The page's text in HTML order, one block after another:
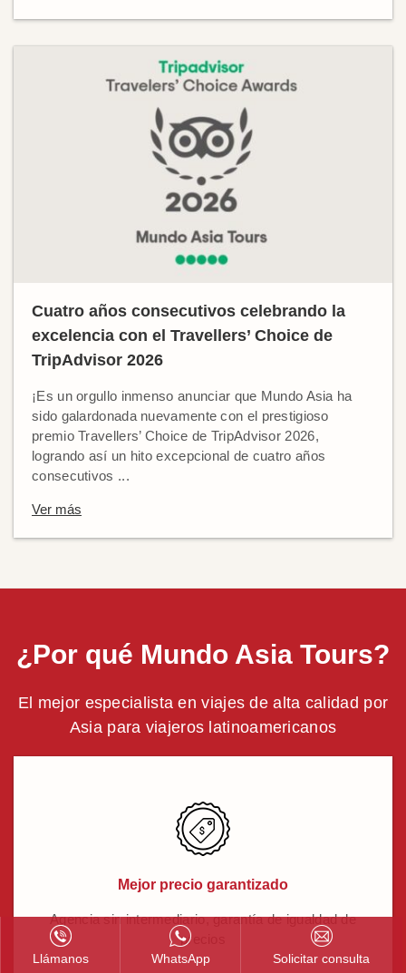
Cuatro años consecutivos celebrando la
excelencia con el Travellers’ Choice de
TripAdvisor 2026
¡Es un orgullo inmenso anunciar que Mundo Asia ha
sido galardonada nuevamente con el prestigioso
premio Travellers’ Choice de TripAdvisor 2026,
logrando así un hito excepcional de cuatro años
consecutivos ...
Ver más
¿Por qué Mundo Asia Tours?
El mejor especialista en viajes de alta calidad por
Asia para viajeros latinoamericanos
Mejor precio garantizado
Agencia sin intermediario, garantía de igualdad de
precios
Llámanos WhatsApp Solicitar consulta